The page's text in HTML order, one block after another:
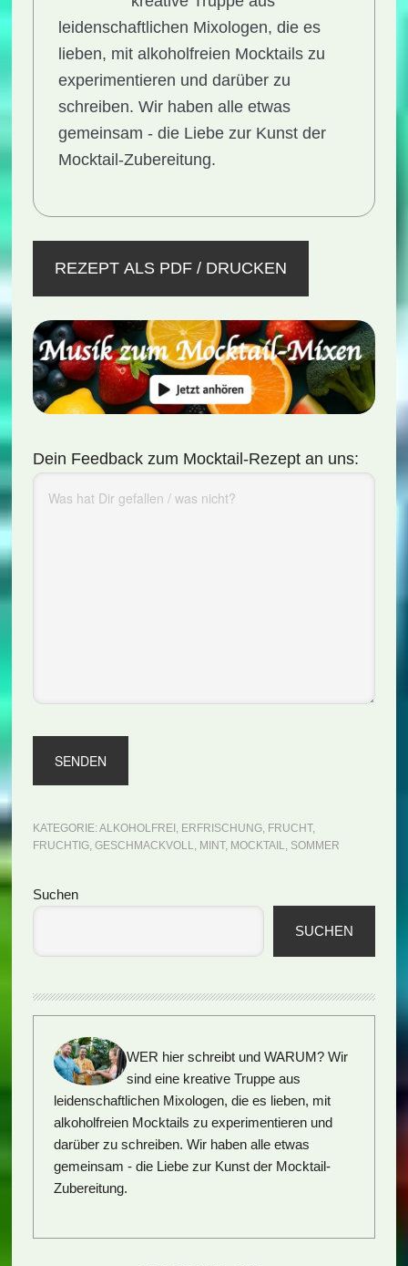
leidenschaftlichen Mixologen, die es
lieben, mit alkoholfreien Mocktails zu
experimentieren und darüber zu
schreiben. Wir haben alle etwas
gemeinsam - die Liebe zur Kunst der
Mocktail-Zubereitung.
REZEPT ALS PDF / DRUCKEN
Dein Feedback zum Mocktail-Rezept an uns:
KATEGORIE: ALKOHOLFREI , ERFRISCHUNG, FRUCHT,
FRUCHTIG, GESCHMACKVOLL, MINT, MOCKTAIL, SOMMER
Seitenspalte
Suchen
SUCHEN
WER hier schreibt und WARUM? Wir
sind eine kreative Truppe aus
leidenschaftlichen Mixologen, die es lieben, mit
alkoholfreien Mocktails zu experimentieren und
darüber zu schreiben. Wir haben alle etwas
gemeinsam - die Liebe zur Kunst der Mocktail-
Zubereitung.